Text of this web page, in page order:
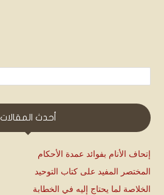
أحدث المقالات
إتحاف الأنام بفوائد عمدة الأحكام
المختصر المفيد على كتاب التوحيد
الخلاصة لما يحتاج إليه في الخطابة